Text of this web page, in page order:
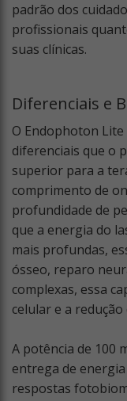
padrão dos
profissionais
suas clínicas.
Diferenciais e
O Endophoton Lite
diferenciais que o
superior para a
comprimento de
profundidade de
que a energia do
mais profundas,
ósseo, reparo
complexas, essa
celular e a
A potência de 100
entrega de
respostas